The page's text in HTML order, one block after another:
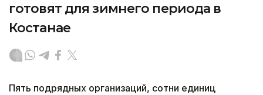
готовят для зимнего периода в
Костанае
Пять подрядных организаций, сотни единиц